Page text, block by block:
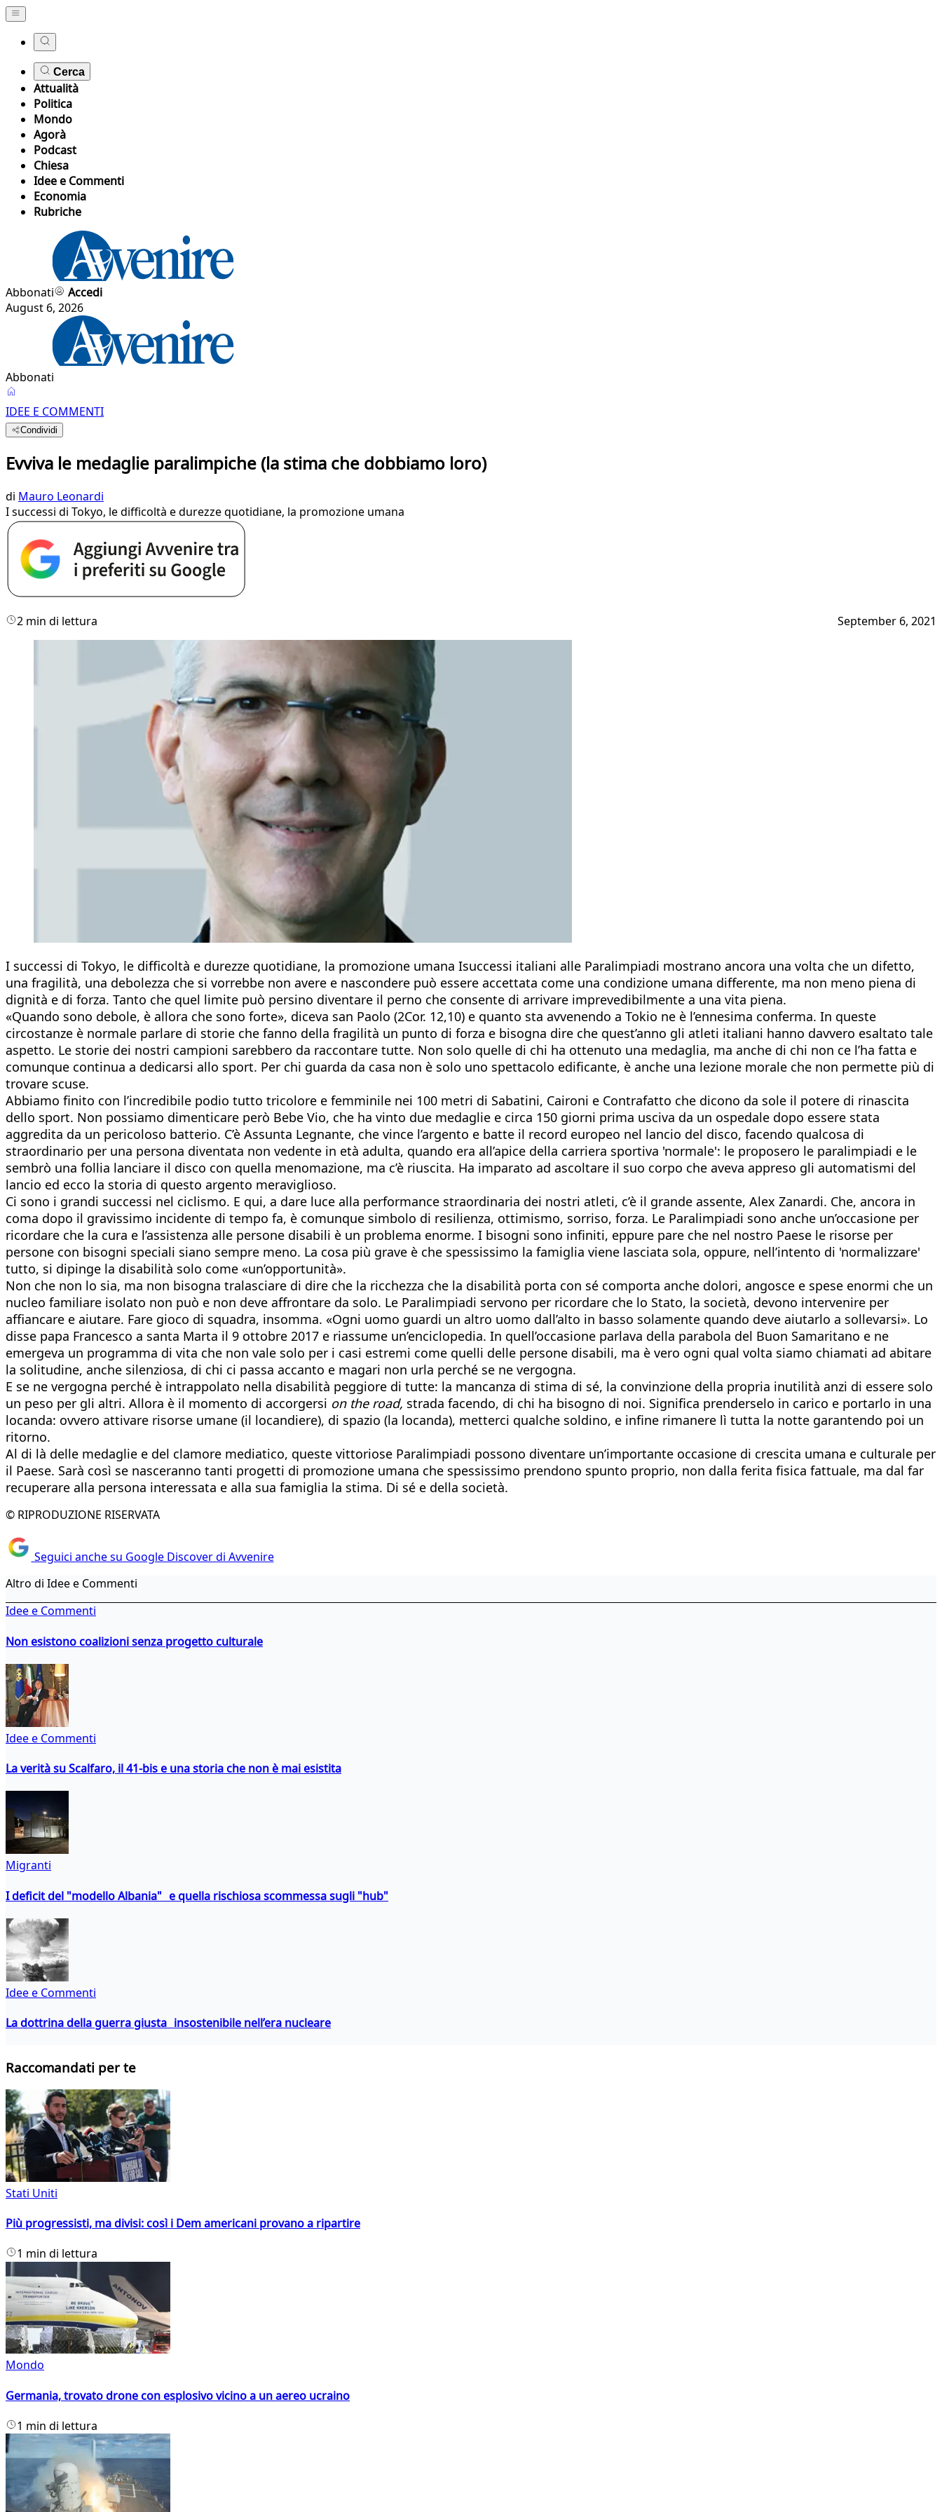
Cerca
Attualità
Politica
Mondo
Agorà
Podcast
Chiesa
Idee e Commenti
Economia
Rubriche
Abbonati
Accedi
August 6, 2026
Abbonati
IDEE E COMMENTI
Condividi
Evviva le medaglie paralimpiche (la stima che dobbiamo loro)
di Mauro Leonardi
I successi di Tokyo, le difficoltà e durezze quotidiane, la promozione umana
2 min di lettura September 6, 2021
I successi di Tokyo, le difficoltà e durezze quotidiane, la promozione umana Isuccessi italiani alle Paralimpiadi mostrano ancora una volta che un difetto,
una fragilità, una debolezza che si vorrebbe non avere e nascondere può essere accettata come una condizione umana differente, ma non meno piena di
dignità e di forza. Tanto che quel limite può persino diventare il perno che consente di arrivare imprevedibilmente a una vita piena.
«Quando sono debole, è allora che sono forte», diceva san Paolo (2Cor. 12,10) e quanto sta avvenendo a Tokio ne è l’ennesima conferma. In queste
circostanze è normale parlare di storie che fanno della fragilità un punto di forza e bisogna dire che quest’anno gli atleti italiani hanno davvero esaltato tale
aspetto. Le storie dei nostri campioni sarebbero da raccontare tutte. Non solo quelle di chi ha ottenuto una medaglia, ma anche di chi non ce l’ha fatta e
comunque continua a dedicarsi allo sport. Per chi guarda da casa non è solo uno spettacolo edificante, è anche una lezione morale che non permette più di
trovare scuse.
Abbiamo finito con l’incredibile podio tutto tricolore e femminile nei 100 metri di Sabatini, Caironi e Contrafatto che dicono da sole il potere di rinascita
dello sport. Non possiamo dimenticare però Bebe Vio, che ha vinto due medaglie e circa 150 giorni prima usciva da un ospedale dopo essere stata
aggredita da un pericoloso batterio. C’è Assunta Legnante, che vince l’argento e batte il record europeo nel lancio del disco, facendo qualcosa di
straordinario per una persona diventata non vedente in età adulta, quando era all’apice della carriera sportiva 'normale': le proposero le paralimpiadi e le
sembrò una follia lanciare il disco con quella menomazione, ma c’è riuscita. Ha imparato ad ascoltare il suo corpo che aveva appreso gli automatismi del
lancio ed ecco la storia di questo argento meraviglioso.
Ci sono i grandi successi nel ciclismo. E qui, a dare luce alla performance straordinaria dei nostri atleti, c’è il grande assente, Alex Zanardi. Che, ancora in
coma dopo il gravissimo incidente di tempo fa, è comunque simbolo di resilienza, ottimismo, sorriso, forza. Le Paralimpiadi sono anche un’occasione per
ricordare che la cura e l’assistenza alle persone disabili è un problema enorme. I bisogni sono infiniti, eppure pare che nel nostro Paese le risorse per
persone con bisogni speciali siano sempre meno. La cosa più grave è che spessissimo la famiglia viene lasciata sola, oppure, nell’intento di 'normalizzare'
tutto, si dipinge la disabilità solo come «un’opportunità».
Non che non lo sia, ma non bisogna tralasciare di dire che la ricchezza che la disabilità porta con sé comporta anche dolori, angosce e spese enormi che un
nucleo familiare isolato non può e non deve affrontare da solo. Le Paralimpiadi servono per ricordare che lo Stato, la società, devono intervenire per
affiancare e aiutare. Fare gioco di squadra, insomma. «Ogni uomo guardi un altro uomo dall’alto in basso solamente quando deve aiutarlo a sollevarsi». Lo
disse papa Francesco a santa Marta il 9 ottobre 2017 e riassume un’enciclopedia. In quell’occasione parlava della parabola del Buon Samaritano e ne
emergeva un programma di vita che non vale solo per i casi estremi come quelli delle persone disabili, ma è vero ogni qual volta siamo chiamati ad abitare
la solitudine, anche silenziosa, di chi ci passa accanto e magari non urla perché se ne vergogna.
E se ne vergogna perché è intrappolato nella disabilità peggiore di tutte: la mancanza di stima di sé, la convinzione della propria inutilità anzi di essere solo
un peso per gli altri. Allora è il momento di accorgersi on the road, strada facendo, di chi ha bisogno di noi. Significa prenderselo in carico e portarlo in una
locanda: ovvero attivare risorse umane (il locandiere), di spazio (la locanda), metterci qualche soldino, e infine rimanere lì tutta la notte garantendo poi un
ritorno.
Al di là delle medaglie e del clamore mediatico, queste vittoriose Paralimpiadi possono diventare un’importante occasione di crescita umana e culturale per
il Paese. Sarà così se nasceranno tanti progetti di promozione umana che spessissimo prendono spunto proprio, non dalla ferita fisica fattuale, ma dal far
recuperare alla persona interessata e alla sua famiglia la stima. Di sé e della società.
© RIPRODUZIONE RISERVATA
Seguici anche su Google Discover di Avvenire
Altro di Idee e Commenti
Idee e Commenti
Non esistono coalizioni senza progetto culturale
Idee e Commenti
La verità su Scalfaro, il 41-bis e una storia che non è mai esistita
Migranti
I deficit del "modello Albania" e quella rischiosa scommessa sugli "hub"
Idee e Commenti
La dottrina della guerra giusta insostenibile nell’era nucleare
Raccomandati per te
Stati Uniti
Più progressisti, ma divisi: così i Dem americani provano a ripartire
1 min di lettura
Mondo
Germania, trovato drone con esplosivo vicino a un aereo ucraino
1 min di lettura